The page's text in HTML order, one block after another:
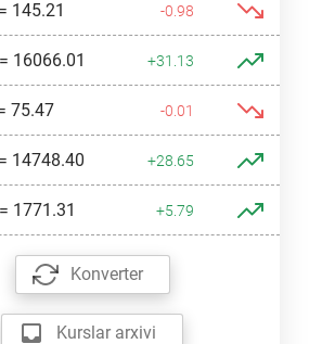
145.21 -0.98
16066.01 +31.13
75.47 -0.01
14748.40 +28.65
1771.31 +5.79
Konverter
Kurslar arxivi